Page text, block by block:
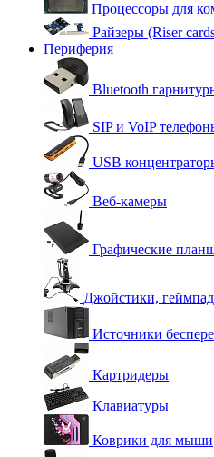
Процессоры для
Райзеры (Riser
Периферия
Bluetooth
SIP и VoIP
USB
Веб-камеры
Графические
Джойстики,
Источники
Картридеры
Клавиатуры
Коврики для мыши